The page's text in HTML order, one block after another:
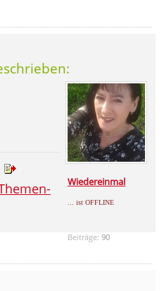
Wiedereinmal
... ist OFFLINE
Beiträge:90